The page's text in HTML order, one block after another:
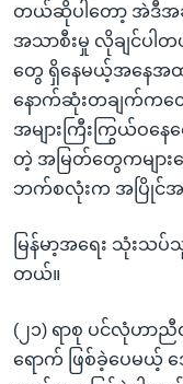
တယ်ဆိုပါတော့ အဲဒီအခ
အသာစီးမှု လိုချင်ပါ
တွေ ရှိနေမယ့်အနေအ
နောက်ဆုံးတချက်က
အများကြီးကြွယ်ဝန
တဲ့ အမြတ်တွေကမျာ
ဘက်စလုံးက အပြိုင်အဆို
မြန်မာ့အရေး သုံးသပ်သူ
တယ်။
(၂၁) ရာစု ပင်လုံဟာ
ရောက် ဖြစ်ခဲ့ပေမယ့်